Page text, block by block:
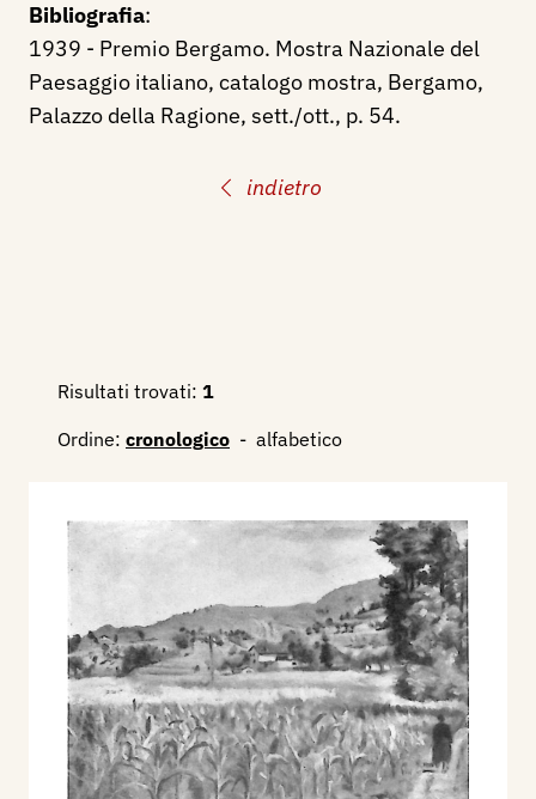
indietro
Bibliografia:
1939 - Premio Bergamo. Mostra Nazionale del
Paesaggio italiano, catalogo mostra, Bergamo,
Palazzo della Ragione, sett./ott., p. 54.
Risultati trovati: 1
Ordine: cronologico - alfabetico